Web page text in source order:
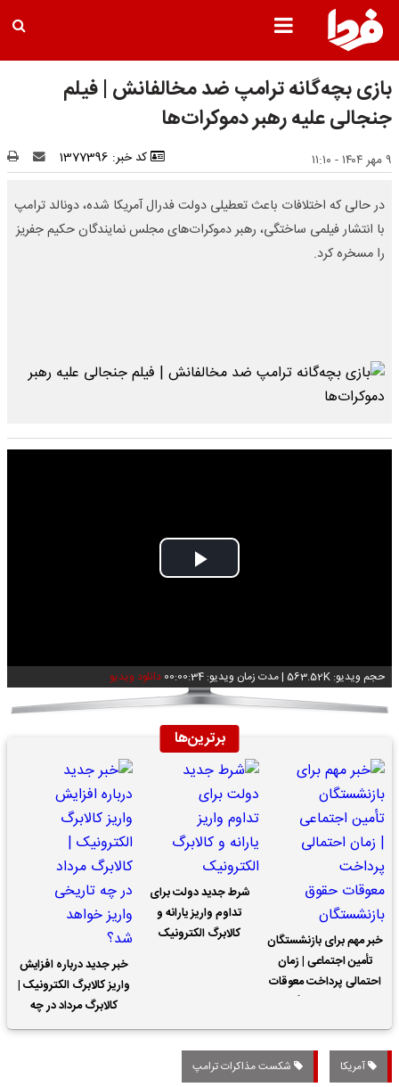
بازی بچه‌گانه ترامپ ضد مخالفانش | فیلم
جنجالی علیه رهبر دموکرات‌ها
۹ مهر ۱۴۰۴ - ۱۱:۱۰ کد خبر: 1377396
در حالی که اختلافات باعث تعطیلی دولت فدرال آمریکا شده، دونالد ترامپ
با انتشار فیلمی ساختگی، رهبر دموکرات‌های مجلس نمایندگان حکیم جفریز
را مسخره کرد.
Play
حجم ویدیو: 563.52K |مدت زمان ویدیو: 00:00:34 دانلود ویدیو
برترین‌ها
خبر مهم برای بازنشستگان
تأمین اجتماعی | زمان
احتمالی پرداخت معوقات
شرط جدید دولت برای
تداوم واریز یارانه و
کالابرگ الکترونیک
خبر جدید درباره افزایش
واریز کالابرگ الکترونیک |
کالابرگ مرداد در چه
تاریخی واریز خواهد شد؟
آمریکا شکست مذاکرات ترامپ